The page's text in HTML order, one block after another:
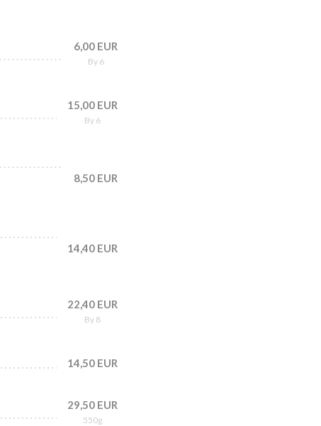
6,00 EUR
By 6
15,00 EUR
By 6
8,50 EUR
14,40 EUR
22,40 EUR
By 8
14,50 EUR
29,50 EUR
550g